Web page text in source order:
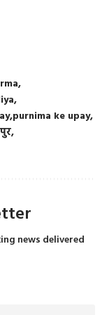
purnima ke upay
news delivered